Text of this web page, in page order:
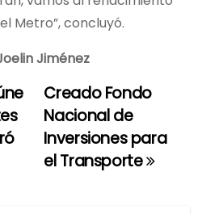
Metro”, concluyó.
Jiménez
Creado Fondo
Nacional de
Inversiones para
el Transporte